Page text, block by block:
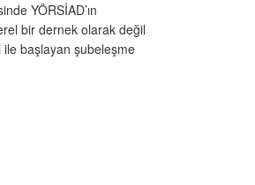
YÖRSİAD’ın
bir dernek olarak değil
ile başlayan şubeleşme